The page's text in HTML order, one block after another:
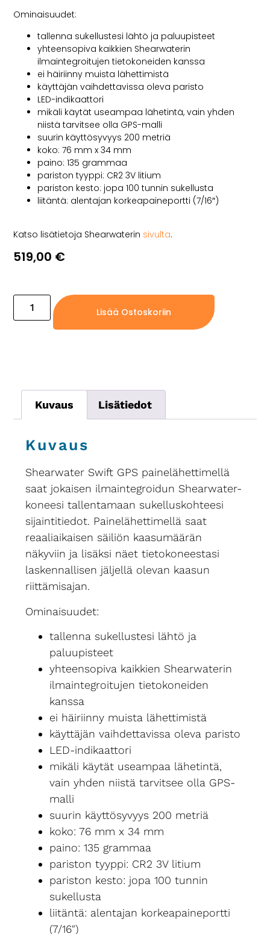
Ominaisuudet:
tallenna sukellustesi lähtö ja paluupisteet
yhteensopiva kaikkien Shearwaterin
ilmaintegroitujen tietokoneiden kanssa
ei häiriinny muista lähettimistä
käyttäjän vaihdettavissa oleva paristo
LED-indikaattori
mikäli käytät useampaa lähetintä, vain yhden
niistä tarvitsee olla GPS-malli
suurin käyttösyvyys 200 metriä
koko: 76 mm x 34 mm
paino: 135 grammaa
pariston tyyppi: CR2 3V litium
pariston kesto: jopa 100 tunnin sukellusta
liitäntä: alentajan korkeapaineportti (7/16″)
Katso lisätietoja Shearwaterin sivulta.
519,00 €
Lisää Ostoskoriin
Kuvaus Lisätiedot
Kuvaus
Shearwater Swift GPS painelähettimellä
saat jokaisen ilmaintegroidun Shearwater-
koneesi tallentamaan sukelluskohteesi
sijaintitiedot. Painelähettimellä saat
reaaliaikaisen säiliön kaasumäärän
näkyviin ja lisäksi näet tietokoneestasi
laskennallisen jäljellä olevan kaasun
riittämisajan.
Ominaisuudet:
tallenna sukellustesi lähtö ja
paluupisteet
yhteensopiva kaikkien Shearwaterin
ilmaintegroitujen tietokoneiden
kanssa
ei häiriinny muista lähettimistä
käyttäjän vaihdettavissa oleva paristo
LED-indikaattori
mikäli käytät useampaa lähetintä,
vain yhden niistä tarvitsee olla GPS-
malli
suurin käyttösyvyys 200 metriä
koko: 76 mm x 34 mm
paino: 135 grammaa
pariston tyyppi: CR2 3V litium
pariston kesto: jopa 100 tunnin
sukellusta
liitäntä: alentajan korkeapaineportti
(7/16″)